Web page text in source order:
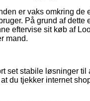
er vaks omkring
På grund af
eftervise sit køb af
mand.
set stabile løsninger
du tjekker internet